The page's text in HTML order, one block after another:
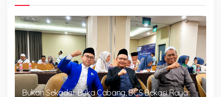
Bukan Sekadar Buka Cabang, BCS Bekasi Raya